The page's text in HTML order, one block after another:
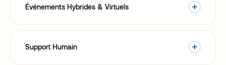
Événements Hybrides & Virtuels
Support Humain